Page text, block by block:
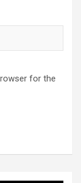
for the